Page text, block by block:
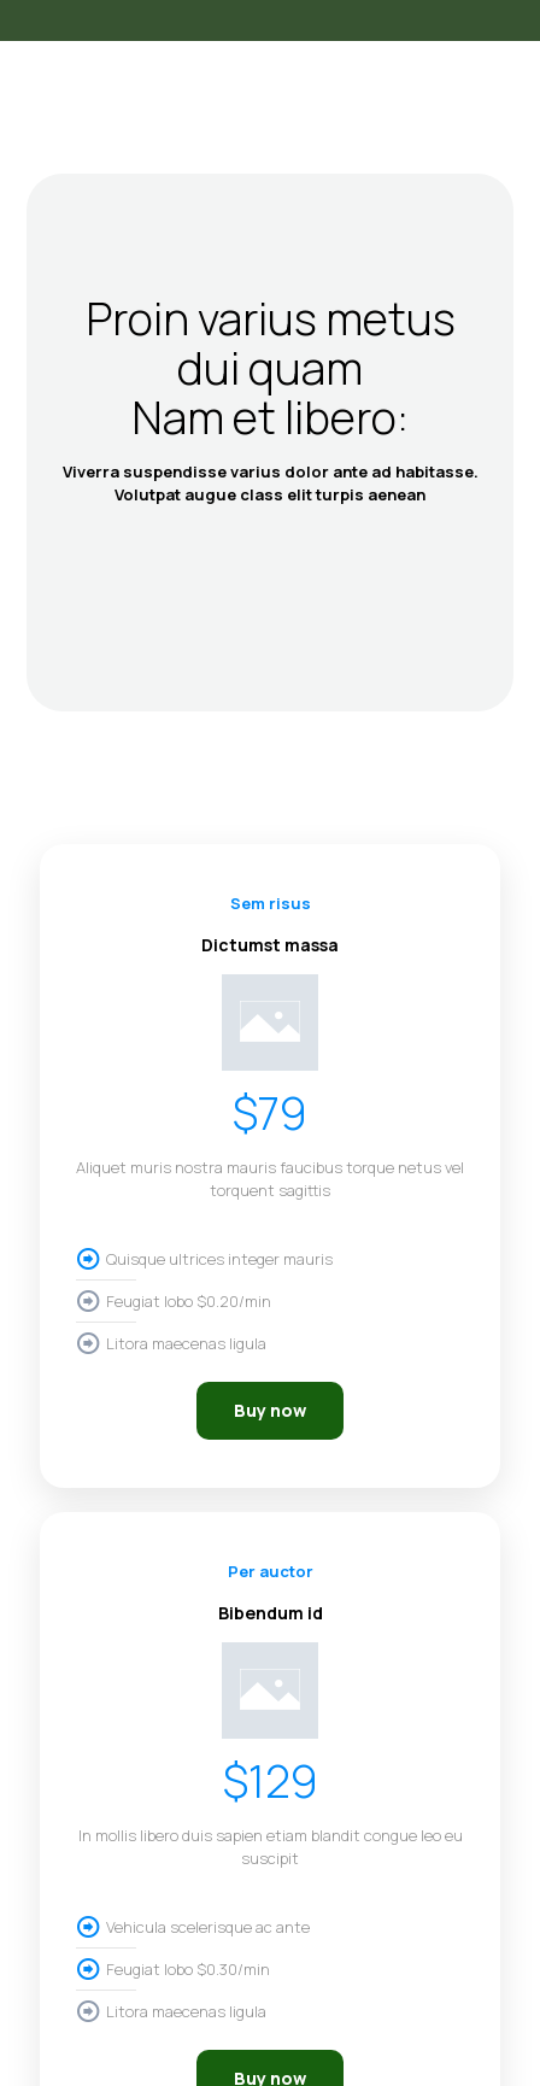
Proin varius metus
dui quam
Nam et libero:
Viverra suspendisse varius dolor ante ad habitasse.
Volutpat augue class elit turpis aenean
Sem risus
Dictumst massa
$79
Aliquet muris nostra mauris faucibus torque netus vel
torquent sagittis
Quisque ultrices integer mauris
Feugiat lobo $0.20/min
Litora maecenas ligula
Buy now
Per auctor
Bibendum id
$129
In mollis libero duis sapien etiam blandit congue leo eu
suscipit
Vehicula scelerisque ac ante
Feugiat lobo $0.30/min
Litora maecenas ligula
Buy now